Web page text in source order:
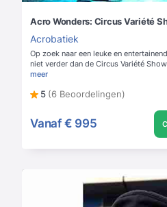
Acro Wonders: Circus Variété
Acrobatiek
Op zoek naar een leuke en
niet verder dan de Circus Variété
meer
5 (6 Beoordelingen)
Vanaf € 995